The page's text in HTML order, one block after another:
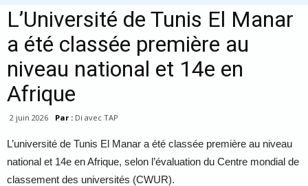
L’Université de Tunis El Manar
a été classée première au
niveau national et 14e en
Afrique
2 juin 2026 Par : Di avec TAP
L’université de Tunis El Manar a été classée première au niveau
national et 14e en Afrique, selon l’évaluation du Centre mondial de
classement des universités (CWUR).